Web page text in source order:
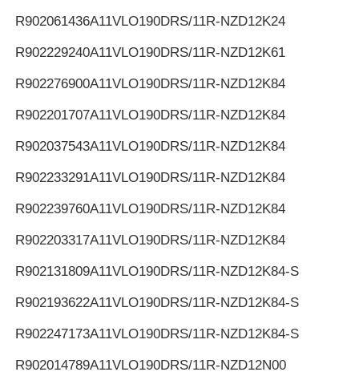
R902061436A11VLO190DRS/11R-NZD12K24
R902229240A11VLO190DRS/11R-NZD12K61
R902276900A11VLO190DRS/11R-NZD12K84
R902201707A11VLO190DRS/11R-NZD12K84
R902037543A11VLO190DRS/11R-NZD12K84
R902233291A11VLO190DRS/11R-NZD12K84
R902239760A11VLO190DRS/11R-NZD12K84
R902203317A11VLO190DRS/11R-NZD12K84
R902131809A11VLO190DRS/11R-NZD12K84-S
R902193622A11VLO190DRS/11R-NZD12K84-S
R902247173A11VLO190DRS/11R-NZD12K84-S
R902014789A11VLO190DRS/11R-NZD12N00